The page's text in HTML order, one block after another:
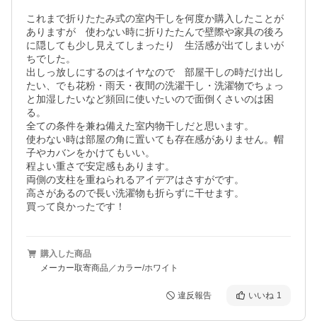
これまで折りたたみ式の室内干しを何度か購入したことが
ありますが　使わない時に折りたたんで壁際や家具の後ろ
に隠しても少し見えてしまったり　生活感が出てしまいが
ちでした。
出しっ放しにするのはイヤなので　部屋干しの時だけ出し
たい、でも花粉・雨天・夜間の洗濯干し・洗濯物でちょっ
と加湿したいなど頻回に使いたいので面倒くさいのは困
る。
全ての条件を兼ね備えた室内物干しだと思います。
使わない時は部屋の角に置いても存在感がありません。帽
子やカバンをかけてもいい。
程よい重さで安定感もあります。
両側の支柱を重ねられるアイデアはさすがです。
高さがあるので長い洗濯物も折らずに干せます。
買って良かったです！
購入した商品
メーカー取寄商品／カラー/ホワイト
違反報告 いいね 1